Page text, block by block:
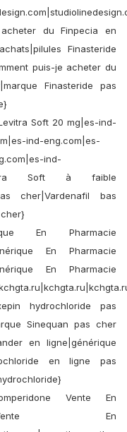
du Finpecia en
Finasteride
puis-je acheter du
Finasteride pas
Soft 20 mg|es-ind-
ind-eng.com|es-
ind-
Soft à faible
cher|Vardenafil bas
En Pharmacie
En Pharmacie
En Pharmacie
hydrochloride pas
Sinequan pas cher
en ligne|générique
en ligne pas
Vente En
Vente En